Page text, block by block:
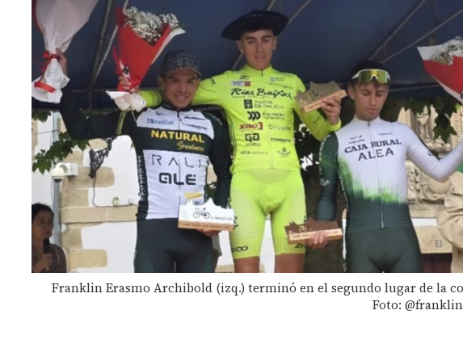
Franklin Erasmo Archibold (izq.) terminó en el segundo lugar de la
Foto: